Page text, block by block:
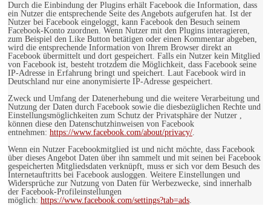
Durch die Einbindung der Plugins erhält Facebook die Information, dass
ein Nutzer die entsprechende Seite des Angebots aufgerufen hat. Ist der
Nutzer bei Facebook eingeloggt, kann Facebook den Besuch seinem
Facebook-Konto zuordnen. Wenn Nutzer mit den Plugins interagieren,
zum Beispiel den Like Button betätigen oder einen Kommentar abgeben,
wird die entsprechende Information von Ihrem Browser direkt an
Facebook übermittelt und dort gespeichert. Falls ein Nutzer kein Mitglied
von Facebook ist, besteht trotzdem die Möglichkeit, dass Facebook seine
IP-Adresse in Erfahrung bringt und speichert. Laut Facebook wird in
Deutschland nur eine anonymisierte IP-Adresse gespeichert.
Zweck und Umfang der Datenerhebung und die weitere Verarbeitung und
Nutzung der Daten durch Facebook sowie die diesbezüglichen Rechte und
Einstellungsmöglichkeiten zum Schutz der Privatsphäre der Nutzer ,
können diese den Datenschutzhinweisen von Facebook
entnehmen: https://www.facebook.com/about/privacy/.
Wenn ein Nutzer Facebookmitglied ist und nicht möchte, dass Facebook
über dieses Angebot Daten über ihn sammelt und mit seinen bei Facebook
gespeicherten Mitgliedsdaten verknüpft, muss er sich vor dem Besuch des
Internetauftritts bei Facebook ausloggen. Weitere Einstellungen und
Widersprüche zur Nutzung von Daten für Werbezwecke, sind innerhalb
der Facebook-Profileinstellungen
möglich: https://www.facebook.com/settings?tab=ads.